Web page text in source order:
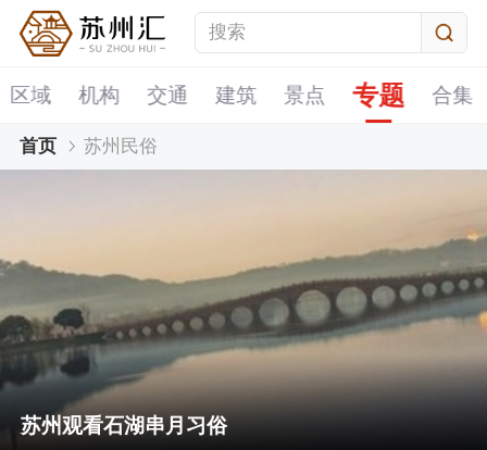
区域 机构 交通 建筑 景点 专题 合集
首页 苏州民俗
苏州观看石湖串月习俗
苏州冬至习俗
苏州重阳节习俗
苏州岁末习俗送灶
苏州观看石湖串月习俗